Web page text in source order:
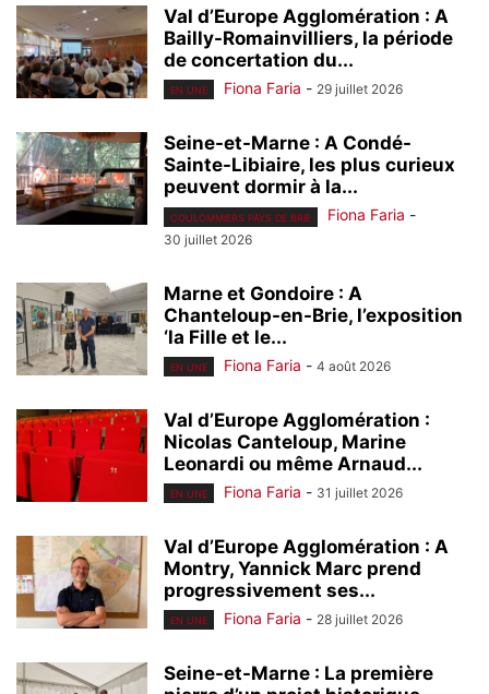
Val d’Europe Agglomération : A
Bailly-Romainvilliers, la période
de concertation du...
EN UNE Fiona Faria - 29 juillet 2026
Seine-et-Marne : A Condé-
Sainte-Libiaire, les plus curieux
peuvent dormir à la...
COULOMMIERS PAYS DE BRIE Fiona Faria -
30 juillet 2026
Marne et Gondoire : A
Chanteloup-en-Brie, l’exposition
‘la Fille et le...
EN UNE Fiona Faria - 4 août 2026
Val d’Europe Agglomération :
Nicolas Canteloup, Marine
Leonardi ou même Arnaud...
EN UNE Fiona Faria - 31 juillet 2026
Val d’Europe Agglomération : A
Montry, Yannick Marc prend
progressivement ses...
EN UNE Fiona Faria - 28 juillet 2026
Seine-et-Marne : La première